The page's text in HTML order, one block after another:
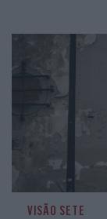
VISÃO SETE